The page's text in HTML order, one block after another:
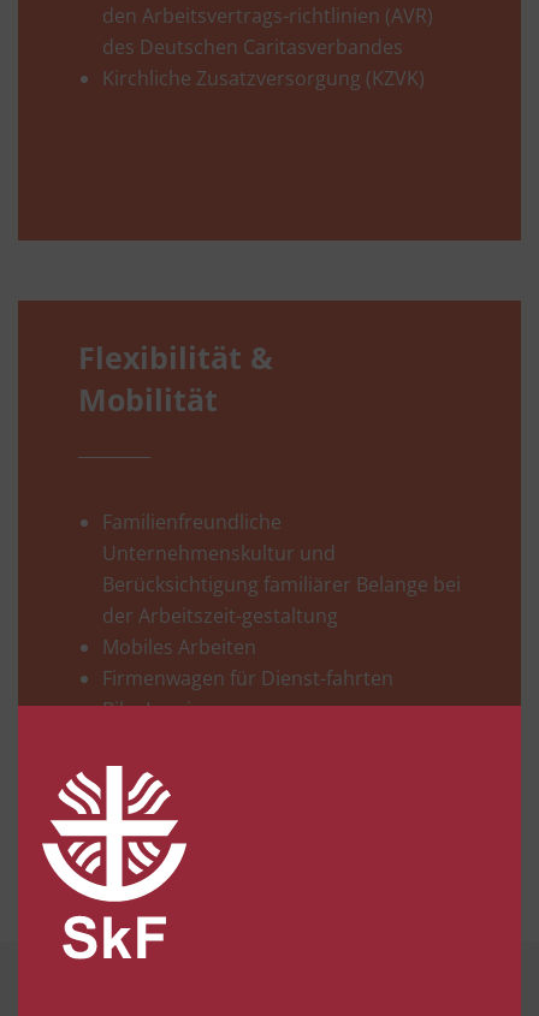
den Arbeitsvertrags-richtlinien (AVR)
des Deutschen Caritasverbandes
Kirchliche Zusatzversorgung (KZVK)
Flexibilität &
Mobilität
Familienfreundliche
Unternehmenskultur und
Berücksichtigung familiärer Belange bei
der Arbeitszeit-gestaltung
Mobiles Arbeiten
Firmenwagen für Dienst-fahrten
Bike-Leasing
Aktuelle Stellenangebote